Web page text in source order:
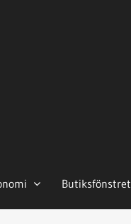
Butiksfönstret